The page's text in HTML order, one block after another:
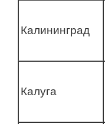
Калининград
Калуга